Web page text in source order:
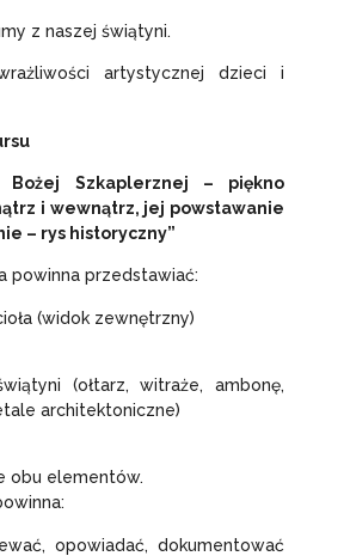
z naszej świątyni.
artystycznej dzieci i
Bożej Szkaplerznej – piękno
i wewnątrz, jej powstawanie
– rys historyczny”
powinna przedstawiać:
(widok zewnętrzny)
(ołtarz, witraże, ambonę,
architektoniczne)
obu elementów.
opowiadać, dokumentować